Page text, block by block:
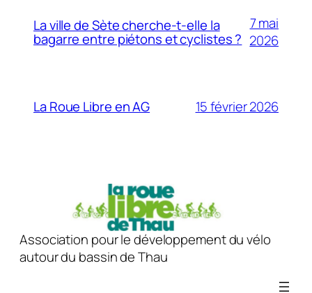
La ville de Sète cherche-t-elle la
bagarre entre piétons et cyclistes ?
7 mai
2026
La Roue Libre en AG 15 février 2026
Association pour le développement du vélo
autour du bassin de Thau